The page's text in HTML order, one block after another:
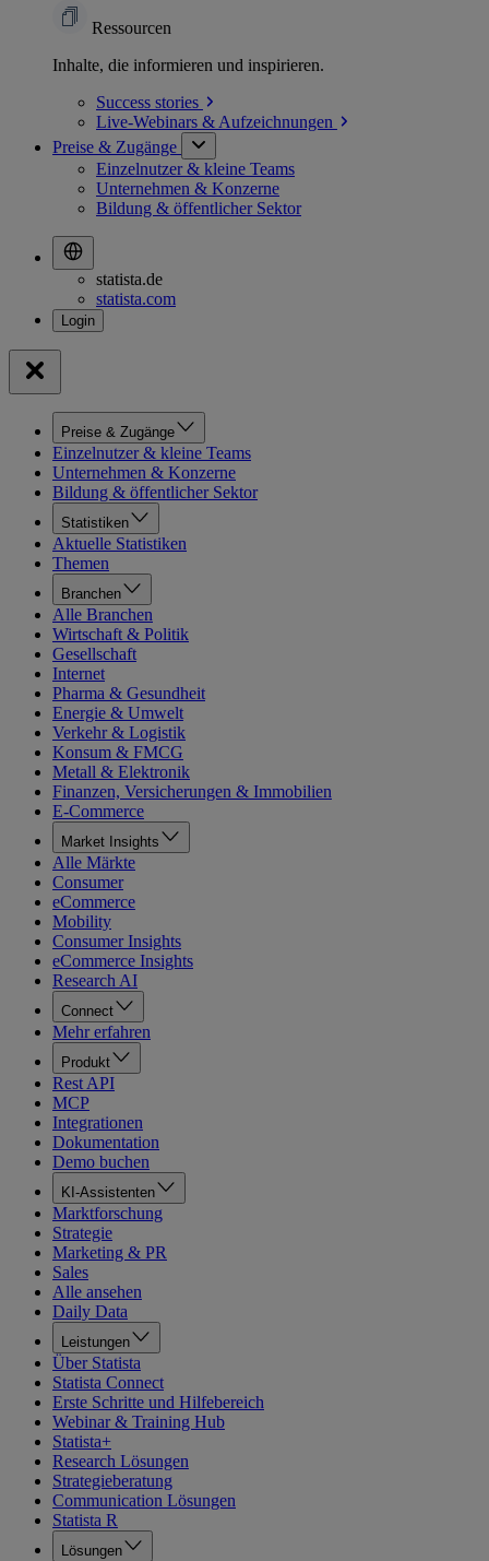
Ressourcen
Inhalte, die informieren und inspirieren.
Success stories
Live-Webinars & Aufzeichnungen
Preise & Zugänge
Einzelnutzer & kleine Teams
Unternehmen & Konzerne
Bildung & öffentlicher Sektor
statista.de
statista.com
Preise & Zugänge
Einzelnutzer & kleine Teams
Unternehmen & Konzerne
Bildung & öffentlicher Sektor
Statistiken
Aktuelle Statistiken
Themen
Branchen
Alle Branchen
Wirtschaft & Politik
Gesellschaft
Internet
Pharma & Gesundheit
Energie & Umwelt
Verkehr & Logistik
Konsum & FMCG
Metall & Elektronik
Finanzen, Versicherungen & Immobilien
E-Commerce
Market Insights
Alle Märkte
Consumer
eCommerce
Mobility
Consumer Insights
eCommerce Insights
Research AI
Connect
Mehr erfahren
Produkt
Rest API
MCP
Integrationen
Dokumentation
Demo buchen
KI-Assistenten
Marktforschung
Strategie
Marketing & PR
Sales
Alle ansehen
Daily Data
Leistungen
Über Statista
Statista Connect
Erste Schritte und Hilfebereich
Webinar & Training Hub
Statista+
Research Lösungen
Strategieberatung
Communication Lösungen
Statista R
Lösungen